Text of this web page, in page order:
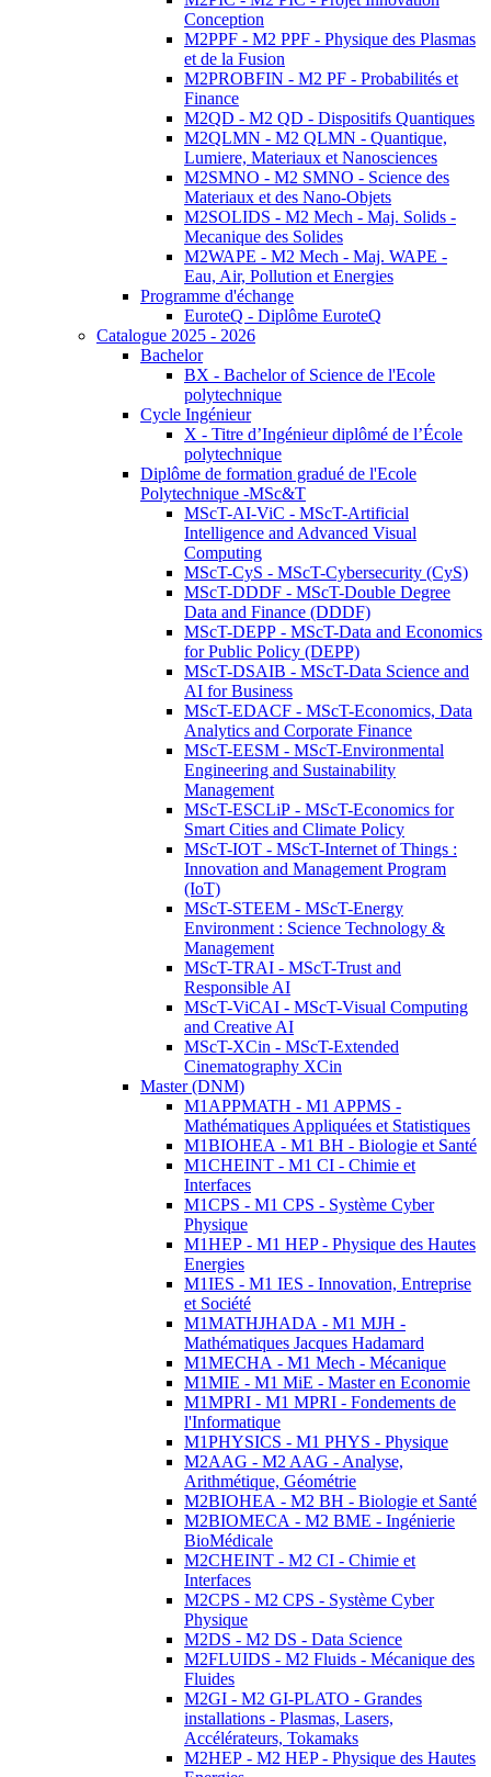
Conception
M2PPF - M2 PPF - Physique des Plasmas
et de la Fusion
M2PROBFIN - M2 PF - Probabilités et
Finance
M2QD - M2 QD - Dispositifs Quantiques
M2QLMN - M2 QLMN - Quantique,
Lumiere, Materiaux et Nanosciences
M2SMNO - M2 SMNO - Science des
Materiaux et des Nano-Objets
M2SOLIDS - M2 Mech - Maj. Solids -
Mecanique des Solides
M2WAPE - M2 Mech - Maj. WAPE -
Eau, Air, Pollution et Energies
Programme d'échange
EuroteQ - Diplôme EuroteQ
Catalogue 2025 - 2026
Bachelor
BX - Bachelor of Science de l'Ecole
polytechnique
Cycle Ingénieur
X - Titre d’Ingénieur diplômé de l’École
polytechnique
Diplôme de formation gradué de l'Ecole
Polytechnique -MSc&T
MScT-AI-ViC - MScT-Artificial
Intelligence and Advanced Visual
Computing
MScT-CyS - MScT-Cybersecurity (CyS)
MScT-DDDF - MScT-Double Degree
Data and Finance (DDDF)
MScT-DEPP - MScT-Data and Economics
for Public Policy (DEPP)
MScT-DSAIB - MScT-Data Science and
AI for Business
MScT-EDACF - MScT-Economics, Data
Analytics and Corporate Finance
MScT-EESM - MScT-Environmental
Engineering and Sustainability
Management
MScT-ESCLiP - MScT-Economics for
Smart Cities and Climate Policy
MScT-IOT - MScT-Internet of Things :
Innovation and Management Program
(IoT)
MScT-STEEM - MScT-Energy
Environment : Science Technology &
Management
MScT-TRAI - MScT-Trust and
Responsible AI
MScT-ViCAI - MScT-Visual Computing
and Creative AI
MScT-XCin - MScT-Extended
Cinematography XCin
Master (DNM)
M1APPMATH - M1 APPMS -
Mathématiques Appliquées et Statistiques
M1BIOHEA - M1 BH - Biologie et Santé
M1CHEINT - M1 CI - Chimie et
Interfaces
M1CPS - M1 CPS - Système Cyber
Physique
M1HEP - M1 HEP - Physique des Hautes
Energies
M1IES - M1 IES - Innovation, Entreprise
et Société
M1MATHJHADA - M1 MJH -
Mathématiques Jacques Hadamard
M1MECHA - M1 Mech - Mécanique
M1MIE - M1 MiE - Master en Economie
M1MPRI - M1 MPRI - Fondements de
l'Informatique
M1PHYSICS - M1 PHYS - Physique
M2AAG - M2 AAG - Analyse,
Arithmétique, Géométrie
M2BIOHEA - M2 BH - Biologie et Santé
M2BIOMECA - M2 BME - Ingénierie
BioMédicale
M2CHEINT - M2 CI - Chimie et
Interfaces
M2CPS - M2 CPS - Système Cyber
Physique
M2DS - M2 DS - Data Science
M2FLUIDS - M2 Fluids - Mécanique des
Fluides
M2GI - M2 GI-PLATO - Grandes
installations - Plasmas, Lasers,
Accélérateurs, Tokamaks
M2HEP - M2 HEP - Physique des Hautes